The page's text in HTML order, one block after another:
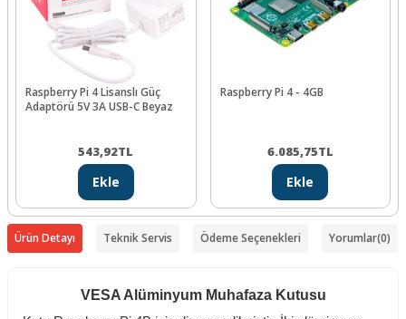
Raspberry Pi 4 Lisanslı Güç
Adaptörü 5V 3A USB-C Beyaz
543,92TL
Ekle
Raspberry Pi 4 - 4GB
6.085,75TL
Ekle
Ürün Detayı Teknik Servis Ödeme Seçenekleri Yorumlar(0)
VESA Alüminyum Muhafaza Kutusu